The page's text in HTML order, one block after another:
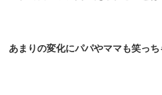
あまりの変化にパパやママも笑っ